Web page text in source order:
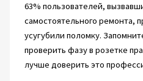
63% пользователей,
самостоятельного ремонта,
усугубили поломку.
проверить фазу в розетке
лучше доверить это